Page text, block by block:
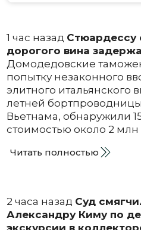
1 час назад Стюардессу
дорогого вина
Домодедовские
попытку незаконного
элитного итальянского
летней
Вьетнама, обнаружили
стоимостью около 2 млн
Читать полностью
2 часа назад Суд
Александру Киму по